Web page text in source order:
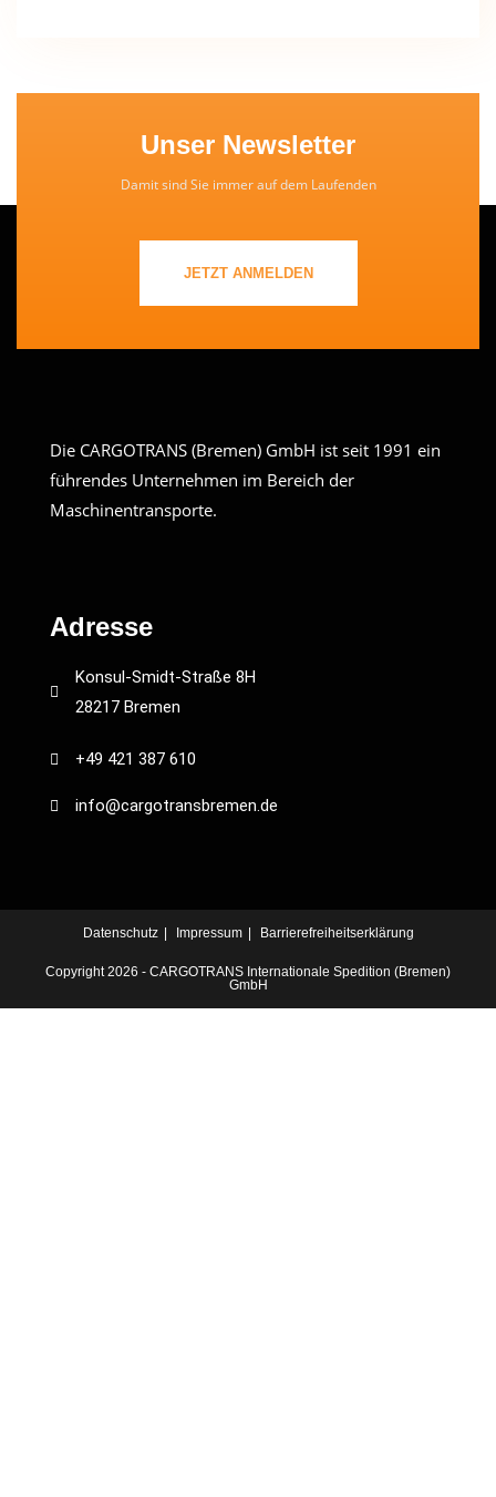
Unser Newsletter
Damit sind Sie immer auf dem Laufenden
JETZT ANMELDEN
Die CARGOTRANS (Bremen) GmbH ist seit 1991 ein
führendes Unternehmen im Bereich der
Maschinentransporte.
Adresse
Konsul-Smidt-Straße 8H
28217 Bremen
+49 421 387 610
info@cargotransbremen.de
Datenschutz Impressum Barrierefreiheitserklärung
Copyright 2026 - CARGOTRANS Internationale Spedition (Bremen)
GmbH